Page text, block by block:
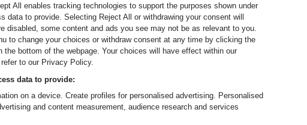
website van Europcar
Ga naar de website van JupilerGa naar de website van
Ga naar de website van Het logo van Jameson in
Ga naar de website van
All enables tracking technologies to support the purposes shown under
data to provide. Selecting Reject All or withdrawing your consent will
disabled, some content and ads you see may not be as relevant to you.
to change your choices or withdraw consent at any time by clicking the
the bottom of the webpage. Your choices will have effect within our
to our Privacy Policy.
data to provide:
on a device. Create profiles for personalised advertising. Personalised
and content measurement, audience research and services